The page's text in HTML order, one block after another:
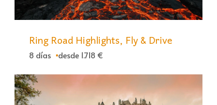
Ring Road Highlights, Fly & Drive
8 días desde 1.718 €